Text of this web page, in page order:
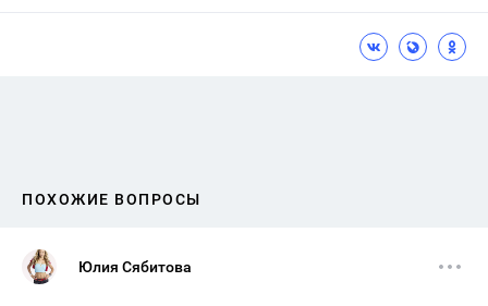
ПОХОЖИЕ ВОПРОСЫ
Юлия Сябитова